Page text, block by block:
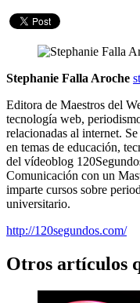
Stephanie Falla Aroche
Editora de Maestros del
tecnología web,
relacionadas al internet.
en temas de educación,
del vídeoblog
Comunicación con un
imparte cursos sobre
universitario.
http://120segundos.com/
Otros artículos